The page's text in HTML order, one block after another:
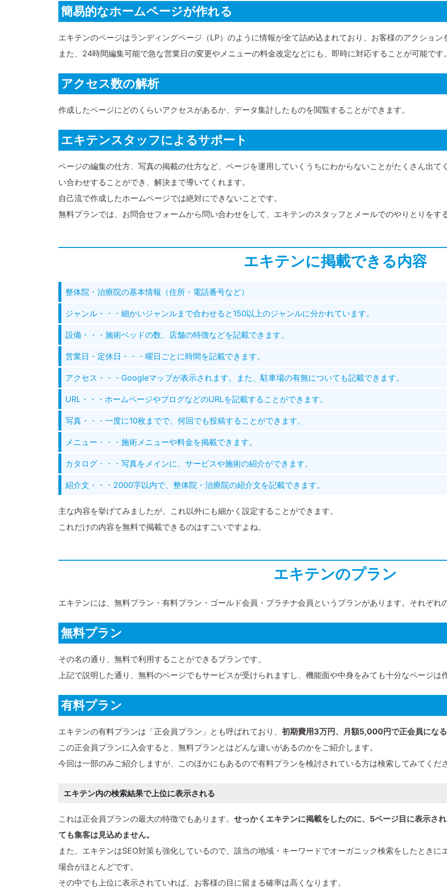
簡易的なホームページが作れる
エキテンのページはランディングページ（LP）のように情報が全て詰め込まれており、お客様のアクション
また、24時間編集可能で急な営業日の変更やメニューの料金改定などにも、即時に対応することが可能です。
アクセス数の解析
作成したページにどのくらいアクセスがあるか、データ集計したものを閲覧することができます。
エキテンスタッフによるサポート
ページの編集の仕方、写真の掲載の仕方など、ページを運用していくうちにわからないことがたくさん出て
い合わせすることができ、解決まで導いてくれます。
自己流で作成したホームページでは絶対にできないことです。
無料プランでは、お問合せフォームから問い合わせをして、エキテンのスタッフとメールでのやりとりをす
エキテンに掲載できる内容
整体院・治療院の基本情報（住所・電話番号など）
ジャンル・・・細かいジャンルまで合わせると150以上のジャンルに分かれています。
設備・・・施術ベッドの数、店舗の特徴などを記載できます。
営業日・定休日・・・曜日ごとに時間を記載できます。
アクセス・・・Googleマップが表示されます。また、駐車場の有無についても記載できます。
URL・・・ホームページやブログなどのURLを記載することができます。
写真・・・一度に10枚までで、何回でも投稿することができます。
メニュー・・・施術メニューや料金を掲載できます。
カタログ・・・写真をメインに、サービスや施術の紹介ができます。
紹介文・・・2000字以内で、整体院・治療院の紹介文を記載できます。
主な内容を挙げてみましたが、これ以外にも細かく設定することができます。
これだけの内容を無料で掲載できるのはすごいですよね。
エキテンのプラン
エキテンには、無料プラン・有料プラン・ゴールド会員・プラチナ会員というプランがあります。それぞれ
無料プラン
その名の通り、無料で利用することができるプランです。
上記で説明した通り、無料のページでもサービスが受けられますし、機能面や中身をみても十分なページは
有料プラン
エキテンの有料プランは「正会員プラン」とも呼ばれており、 初期費用3万円、月額5,000円で正会員になる
この正会員プランに入会すると、無料プランとはどんな違いがあるのかをご紹介します。
今回は一部のみご紹介しますが、このほかにもあるので有料プランを検討されている方は検索してみてくださ
エキテン内の検索結果で上位に表示される
これは正会員プランの最大の特徴でもあります。 せっかくエキテンに掲載をしたのに、5ページ目に表示さ
ても集客は見込めません。
また、エキテンはSEO対策も強化しているので、該当の地域・キーワードでオーガニック検索をしたとき
場合がほとんどです。
その中でも上位に表示されていれば、お客様の目に留まる確率は高くなります。